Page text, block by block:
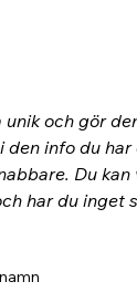
och gör
info du
Du
har du